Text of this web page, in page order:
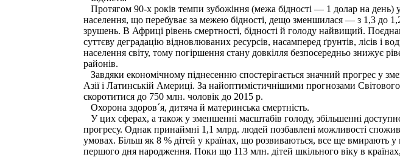
Протягом 90-х років темпи зубожіння (межа бідності — 1 долар на день)
населення, що перебуває за межею бідності, дещо зменшилася — з 1,3 до
зрушень. В Африці рівень смертності, бідності й голоду найвищий.
суттєву деградацію відновлюваних ресурсів, насамперед ґрунтів, лісів і
населення світу, тому погіршення стану довкілля безпосередньо знижує
районів.
Завдяки економічному піднесенню спостерігається значний прогрес у
Азії і Латинській Америці. За найоптимістичнішими прогнозами
скоротитися до 750 млн. чоловік до 2015 р.
Охорона здоров´я, дитяча й материнська смертність.
У цих сферах, а також у зменшенні масштабів голоду, збільшенні
прогресу. Однак принаймні 1,1 млрд. людей позбавлені можливості
умовах. Більш як 8 % дітей у країнах, що розвиваються, все ще вмирають у
першого дня народження. Поки що 113 млн. дітей шкільного віку в